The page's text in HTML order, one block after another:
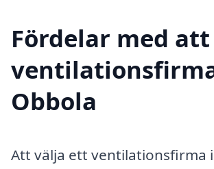
Fördelar med
Obbola
Att välja ett ventilationsfirma